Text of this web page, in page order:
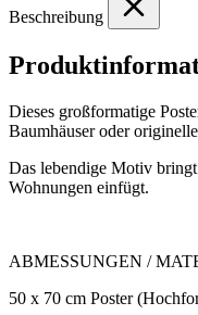
Beschreibung
Dieses großformatige
Baumhäuser oder
Das lebendige Motiv
Wohnungen einfügt.
ABMESSUNGEN /
50 x 70 cm Poster